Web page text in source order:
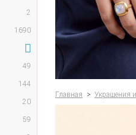
2
1690
49
144
20
59
Главная > Украшения